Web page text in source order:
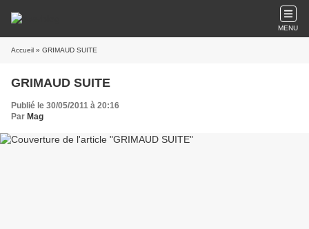
MENU
Accueil » GRIMAUD SUITE
GRIMAUD SUITE
Publié le 30/05/2011 à 20:16
Par Mag